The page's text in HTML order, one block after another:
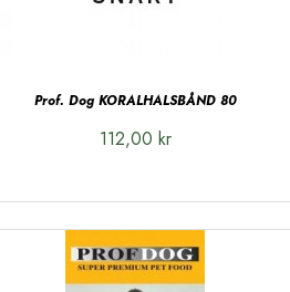
Prof. Dog KORALHALSBÅND 80
112,00 kr